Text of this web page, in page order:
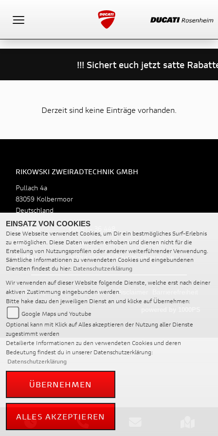
!!! Sichert euch jetzt satte
Derzeit sind keine Einträge vorhanden.
RIKOWSKI ZWEIRADTECHNIK GMBH
Pullach 4a
83059 Kolbermoor
Deutschland
Telefon:
08061 - 36 448
Website:
https://www.ducati-rikowski.de
E-Mail:
arthur.rikowski@ducati-rikowski.de
AGB Impressum Datenschutz Disclaimer
EINSATZ VON COOKIES
Diese Webseite verwendet Cookies, um Dir ein bestmögliches Surf-Erlebnis
zu ermöglichen. Diese Daten werden erhoben und dienen nicht für die
Erstellung von Nutzungsprofilen oder anderer weiterführender Verwendung.
Sämtliche Informationen zu verwendeten Cookies und eingebundenen
Diensten findest du hier: Datenschutzerklärung
Wir verwenden auf dieser Website folgende Dienste, welche erst nach deiner
aktiven Zustimmung eingebunden werden.
Bitte hake dazu den jeweiligen Dienst an und klicke auf Übernehmen:
Google Maps und Youtube
Optional kann mit Klick auf Alles akzeptieren der Nutzung aller Dienste
zugestimmt werden
Detailierte Informationen zu den verwendeten Cookies und deren
Bedeutung findest du in unserer Datenschutzerklärung:
Datenschutzerklärung
ÜBERNEHMEN
ALLES AKZEPTIEREN